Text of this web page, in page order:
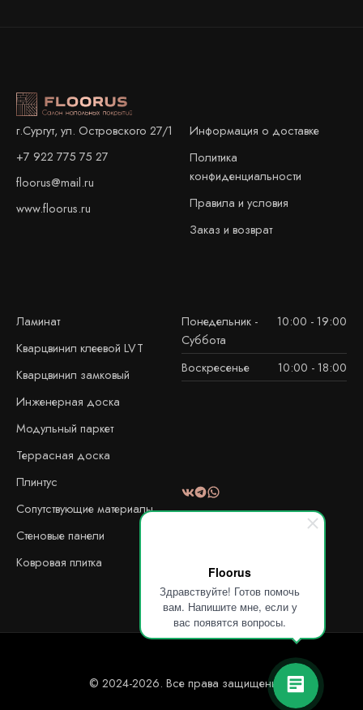
Floorus
Здравствуйте! Готов помочь
вам. Напишите мне, если у
вас появятся вопросы.
г.Сургут, ул. Островского 27/1
+7 922 775 75 27
floorus@mail.ru
www.floorus.ru
Информация о доставке
Политика
конфиденциальности
Правила и условия
Заказ и возврат
Ламинат
Кварцвинил клеевой LVT
Кварцвинил замковый
Инженерная доска
Модульный паркет
Террасная доска
Плинтус
Сопутствующие материалы
Стеновые панели
Ковровая плитка
Понедельник -
Суббота
10:00 - 19:00
Воскресенье 10:00 - 18:00
© 2024-2026. Все права защищены!